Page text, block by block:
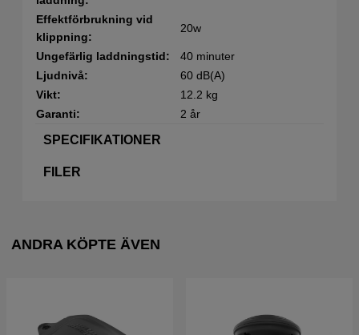
Effektförbrukning vid
klippning:
20w
Ungefärlig laddningstid:
40 minuter
Ljudnivå:
60 dB(A)
Vikt:
12.2 kg
Garanti:
2 år
SPECIFIKATIONER
FILER
ANDRA KÖPTE ÄVEN